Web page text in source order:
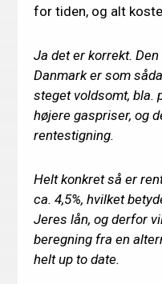
for tiden, og alt
Ja det er korrekt.
Danmark er som
steget voldsomt, bla.
højere gaspriser, og
rentestigning.
Helt konkret så er
ca. 4,5%, hvilket
Jeres lån, og derfor
beregning fra en
helt up to date.